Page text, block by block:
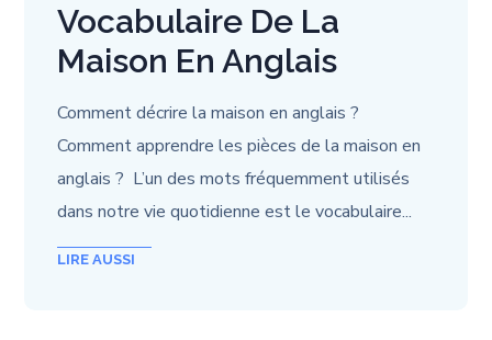
Vocabulaire De La
Maison En Anglais
Comment décrire la maison en anglais ?
Comment apprendre les pièces de la maison en
anglais ? L’un des mots fréquemment utilisés
dans notre vie quotidienne est le vocabulaire...